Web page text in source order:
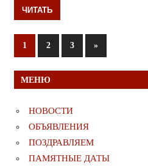
ЧИТАТЬ
Пагинация
записей
1 2 3
Следующие
записи
»
МЕНЮ
НОВОСТИ
ОБЪЯВЛЕНИЯ
ПОЗДРАВЛЯЕМ
ПАМЯТНЫЕ ДАТЫ